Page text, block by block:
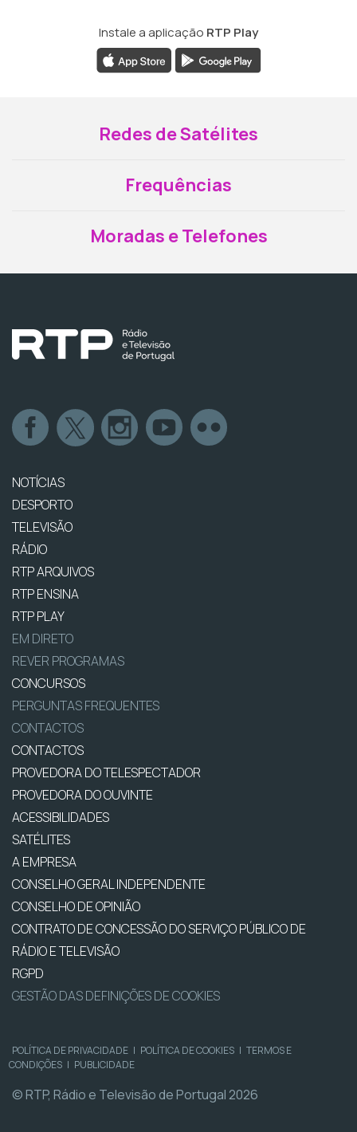
Instale a aplicação RTP Play
Redes de Satélites
Frequências
Moradas e Telefones
NOTÍCIAS
DESPORTO
TELEVISÃO
RÁDIO
RTP ARQUIVOS
RTP ENSINA
RTP PLAY
EM DIRETO
REVER PROGRAMAS
CONCURSOS
PERGUNTAS FREQUENTES
CONTACTOS
CONTACTOS
PROVEDORA DO TELESPECTADOR
PROVEDORA DO OUVINTE
ACESSIBILIDADES
SATÉLITES
A EMPRESA
CONSELHO GERAL INDEPENDENTE
CONSELHO DE OPINIÃO
CONTRATO DE CONCESSÃO DO SERVIÇO PÚBLICO DE
RÁDIO E TELEVISÃO
RGPD
GESTÃO DAS DEFINIÇÕES DE COOKIES
POLÍTICA DE PRIVACIDADE | POLÍTICA DE COOKIES | TERMOS E
CONDIÇÕES | PUBLICIDADE
© RTP, Rádio e Televisão de Portugal 2026